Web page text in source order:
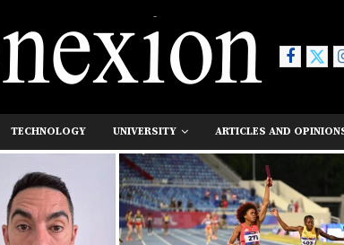
TECHNOLOGY UNIVERSITY ARTICLES AND